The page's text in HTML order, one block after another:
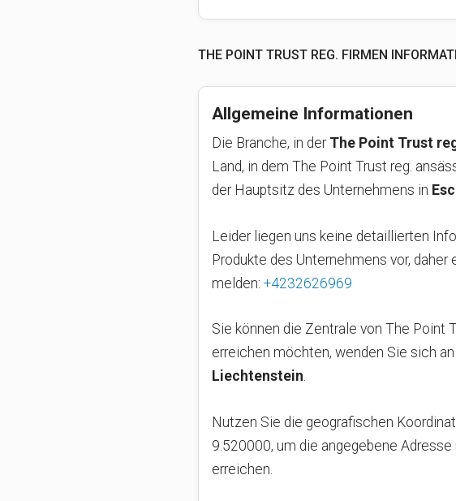
THE POINT TRUST REG. FIRMEN
Allgemeine Informationen
Die Branche, in der The Point Trust
Land, in dem The Point Trust reg.
der Hauptsitz des Unternehmens in
Leider liegen uns keine detaillierten
Produkte des Unternehmens vor,
melden: +4232626969
Sie können die Zentrale von The Point
erreichen möchten, wenden Sie sich
Liechtenstein.
Nutzen Sie die geografischen
9.520000, um die angegebene
erreichen.